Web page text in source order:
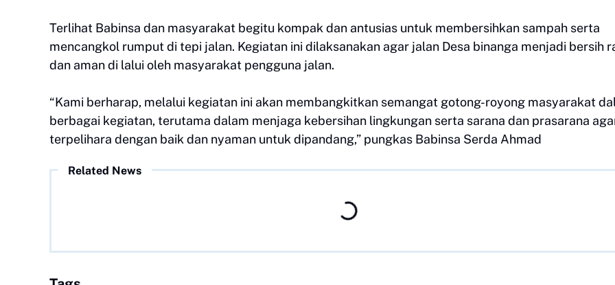
Terlihat Babinsa dan masyarakat begitu kompak dan antusias untuk membersihkan sampah serta
mencangkol rumput di tepi jalan. Kegiatan ini dilaksanakan agar jalan Desa binanga menjadi bersih
dan aman di lalui oleh masyarakat pengguna jalan.
“Kami berharap, melalui kegiatan ini akan membangkitkan semangat gotong-royong masyarakat
berbagai kegiatan, terutama dalam menjaga kebersihan lingkungan serta sarana dan prasarana
terpelihara dengan baik dan nyaman untuk dipandang,” pungkas Babinsa Serda Ahmad
Related News